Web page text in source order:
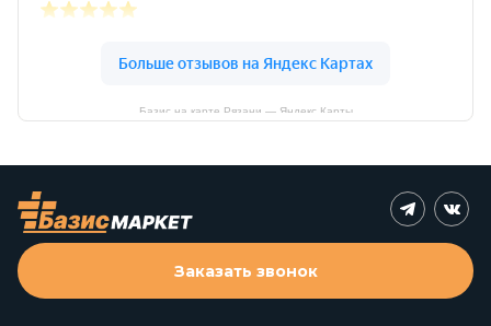
Базис на карте Рязани — Яндекс Карты
Заказать звонок